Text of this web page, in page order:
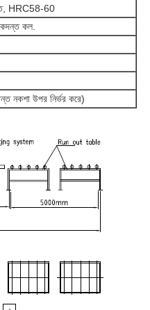
HRC58-60
কল.
নকশা উপর নির্ভর করে)